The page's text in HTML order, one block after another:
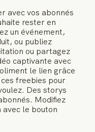
avec vos abonnés
rester en
un événement,
ou publiez
ou partagez
captivante avec
le lien grâce
freebies pour
Des storys
Modifiez
le bouton